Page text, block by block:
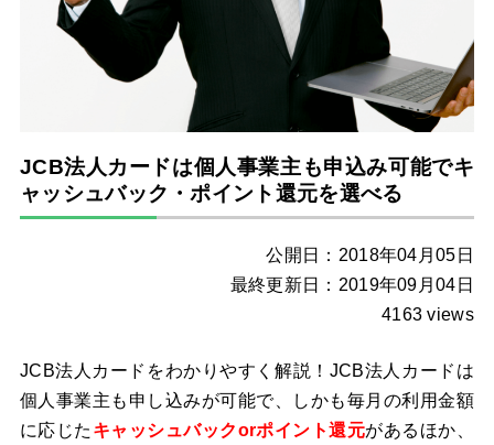
JCB法人カードは個人事業主も申込み可能でキ
ャッシュバック・ポイント還元を選べる
公開日：2018年04月05日
最終更新日：2019年09月04日
4163 views
JCB法人カードをわかりやすく解説！JCB法人カードは
個人事業主も申し込みが可能で、しかも毎月の利用金額
に応じた キャッシュバックorポイント還元があるほか、